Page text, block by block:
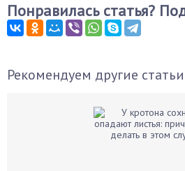
Понравилась статья?
Рекомендуем другие статьи